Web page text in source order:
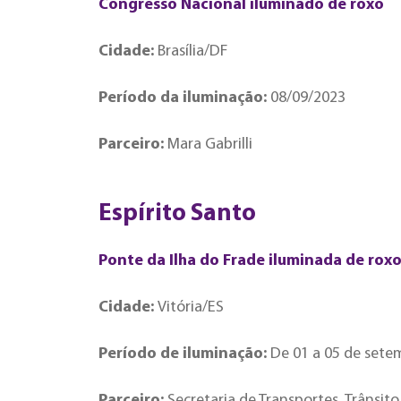
Congresso Nacional iluminado de roxo
Cidade: Brasília/DF
Período da iluminação: 08/09/2023
Parceiro: Mara Gabrilli
Espírito Santo
Ponte da Ilha do Frade iluminada de roxo
Cidade: Vitória/ES
Período de iluminação: De 01 a 05 de